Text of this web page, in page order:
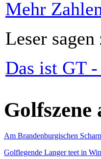
Mehr
Leser
Das ist GT
Golfszene
Am Brandenburgischen
Golflegende Langer teet in